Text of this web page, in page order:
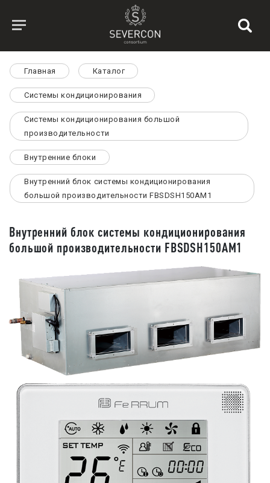
Главная Каталог
Системы кондиционирования
Системы кондиционирования большой
производительности
Внутренние блоки
Внутренний блок системы кондиционирования
большой производительности FBSDSH150AM1
Внутренний блок системы кондиционирования
большой производительности FBSDSH150AM1